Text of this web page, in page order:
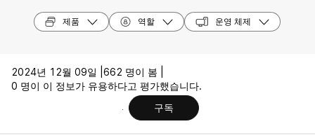
제품 역할 운영 체제
2024년 12월 09일 | 662 명이 봄 |
0 명이 이 정보가 유용하다고 평가했습니다.
구독